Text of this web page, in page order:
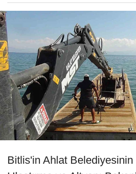
Bitlis'in Ahlat